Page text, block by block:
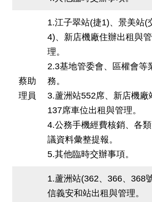
蔡助
理員
1.江子翠站(捷1)、景美站(
4)、新店機廠住辦出租與管
理。
2.3基地管委會、區權會等
務。
3.蘆洲站552席、新店機廠
137席車位出租與管理。
4.公務手機經費核銷、各
議資料彙整提報。
5.其他臨時交辦事項。
1.蘆洲站(362、366、368號
信義安和站出租與管理。